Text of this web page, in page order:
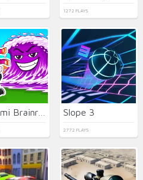
1272 PLAYS
Tsunami Brainrots Online Slope 3
2772 PLAYS